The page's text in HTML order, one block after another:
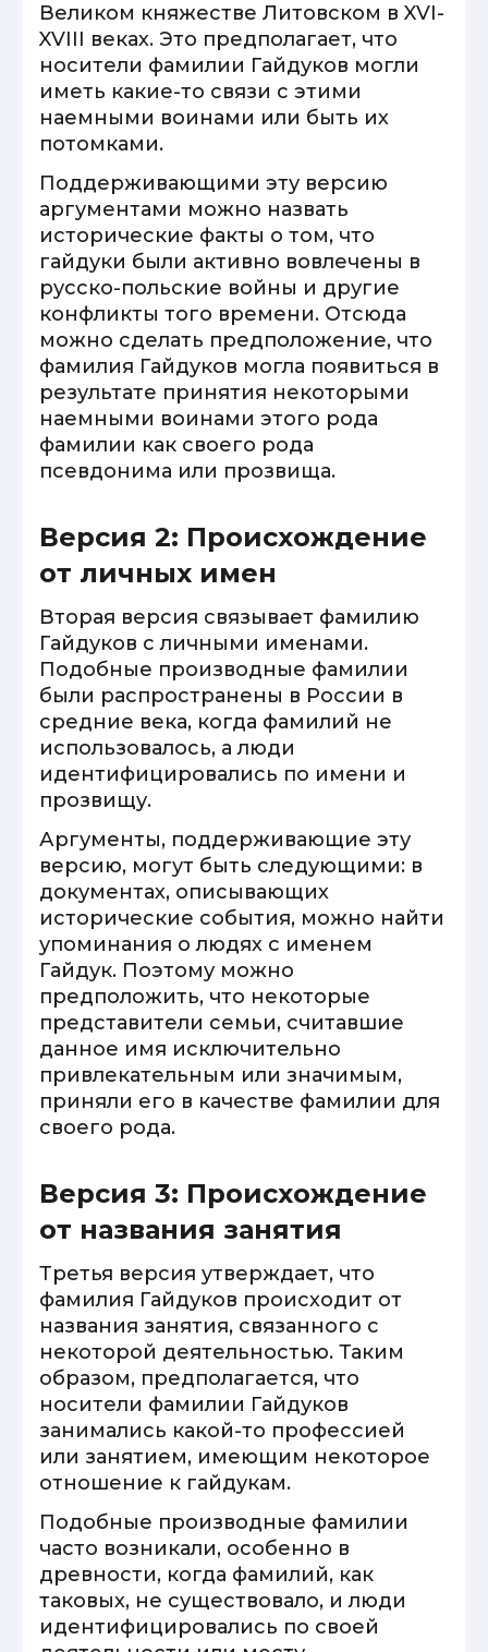
Великом княжестве Литовском в XVI-
XVIII веках. Это предполагает, что
носители фамилии Гайдуков могли
иметь какие-то связи с этими
наемными воинами или быть их
потомками.
Поддерживающими эту версию
аргументами можно назвать
исторические факты о том, что
гайдуки были активно вовлечены в
русско-польские войны и другие
конфликты того времени. Отсюда
можно сделать предположение, что
фамилия Гайдуков могла появиться в
результате принятия некоторыми
наемными воинами этого рода
фамилии как своего рода
псевдонима или прозвища.
Версия 2: Происхождение
от личных имен
Вторая версия связывает фамилию
Гайдуков с личными именами.
Подобные производные фамилии
были распространены в России в
средние века, когда фамилий не
использовалось, а люди
идентифицировались по имени и
прозвищу.
Аргументы, поддерживающие эту
версию, могут быть следующими: в
документах, описывающих
исторические события, можно найти
упоминания о людях с именем
Гайдук. Поэтому можно
предположить, что некоторые
представители семьи, считавшие
данное имя исключительно
привлекательным или значимым,
приняли его в качестве фамилии для
своего рода.
Версия 3: Происхождение
от названия занятия
Третья версия утверждает, что
фамилия Гайдуков происходит от
названия занятия, связанного с
некоторой деятельностью. Таким
образом, предполагается, что
носители фамилии Гайдуков
занимались какой-то профессией
или занятием, имеющим некоторое
отношение к гайдукам.
Подобные производные фамилии
часто возникали, особенно в
древности, когда фамилий, как
таковых, не существовало, и люди
идентифицировались по своей